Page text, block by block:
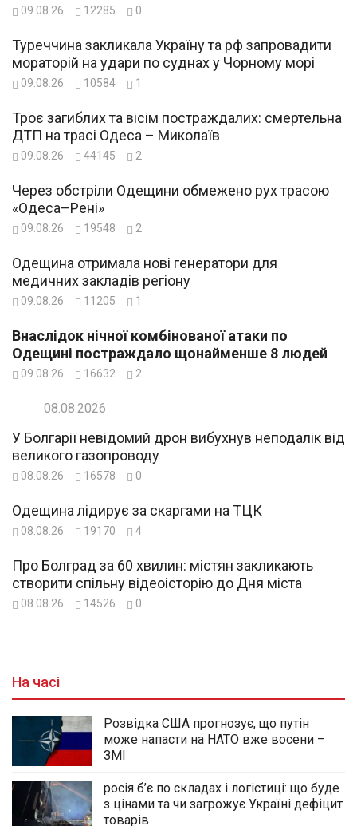
09.08.26 12285 0
Туреччина закликала Україну та рф запровадити
мораторій на удари по суднах у Чорному морі
09.08.26 10584 1
Троє загиблих та вісім постраждалих: смертельна
ДТП на трасі Одеса – Миколаїв
09.08.26 44145 2
Через обстріли Одещини обмежено рух трасою
«Одеса–Рені»
09.08.26 19548 2
Одещина отримала нові генератори для
медичних закладів регіону
09.08.26 11205 1
Внаслідок нічної комбінованої атаки по
Одещині постраждало щонайменше 8 людей
09.08.26 16632 2
08.08.2026
У Болгарії невідомий дрон вибухнув неподалік від
великого газопроводу
08.08.26 16578 0
Одещина лідирує за скаргами на ТЦК
08.08.26 19170 4
Про Болград за 60 хвилин: містян закликають
створити спільну відеоісторію до Дня міста
08.08.26 14526 0
На часі
Розвідка США прогнозує, що путін
може напасти на НАТО вже восени –
ЗМІ
росія б’є по складах і логістиці: що буде
з цінами та чи загрожує Україні дефіцит
товарів